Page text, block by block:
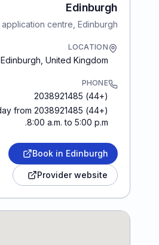
Edinburgh
application centre, Edinburgh
LOCATION
Edinburgh United Kingdom
PHONE
(+44) 2038921485
Friday from
8:00 a.m. to 5:00 p.m.
Book in Edinburgh
Provider website